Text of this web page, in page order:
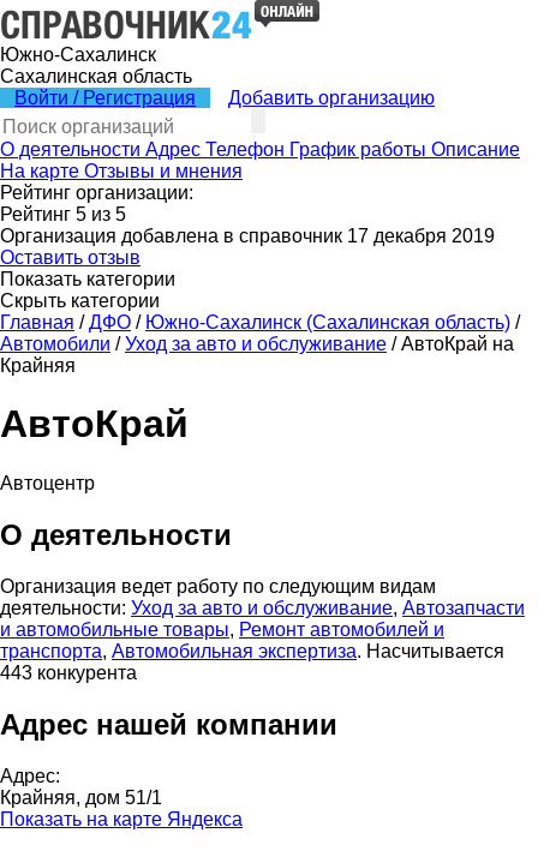
Южно-Сахалинск
Сахалинская область
Войти / Регистрация
Добавить организацию
О деятельности Адрес Телефон График работы Описание
На карте Отзывы и мнения
Рейтинг организации:
Рейтинг 5 из 5
Организация добавлена в справочник 17 декабря 2019
Оставить отзыв
Показать категории
Скрыть категории
Главная / ДФО / Южно-Сахалинск (Сахалинская область) /
Автомобили / Уход за авто и обслуживание / АвтоКрай на
Крайняя
АвтоКрай
Автоцентр
О деятельности
Организация ведет работу по следующим видам
деятельности: Уход за авто и обслуживание, Автозапчасти
и автомобильные товары, Ремонт автомобилей и
транспорта, Автомобильная экспертиза. Насчитывается
443 конкурента
Адрес нашей компании
Адрес:
Крайняя, дом 51/1
Показать на карте Яндекса